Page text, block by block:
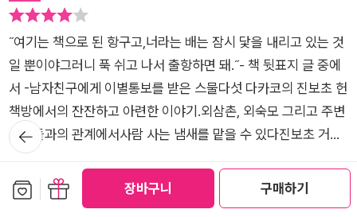
장바구니 구매하기
˝여기는 책으로 된 항구고,너라는 배는 잠시 닻을 내리고 있는 것
일 뿐이야그러니 푹 쉬고 나서 출항하면 돼.˝- 책 뒷표지 글 중에
서 -남자친구에게 이별통보를 받은 스물다섯 다카코의 진보초 헌
책방에서의 잔잔하고 아련한 이야기.외삼촌, 외숙모 그리고 주변
사람들과의 관계에서사람 사는 냄새를 맡을 수 있다진보초 거리
헌책방은화려하지 않지만 사람사는 맛이 난다.어쩌면 가슴시린,
어쩌면 설레는그런 삶이 자리하고 있다.책을 읽는 내내 오래된 책
냄새를 맡는 듯 했다.
더보기
공감 ( )댓글 (0)
뒤로가
기